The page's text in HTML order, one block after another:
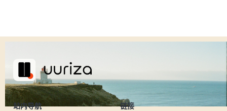
站内导航 链接